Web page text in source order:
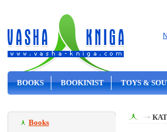
BOOKS BOOKINIST TOYS &
Books